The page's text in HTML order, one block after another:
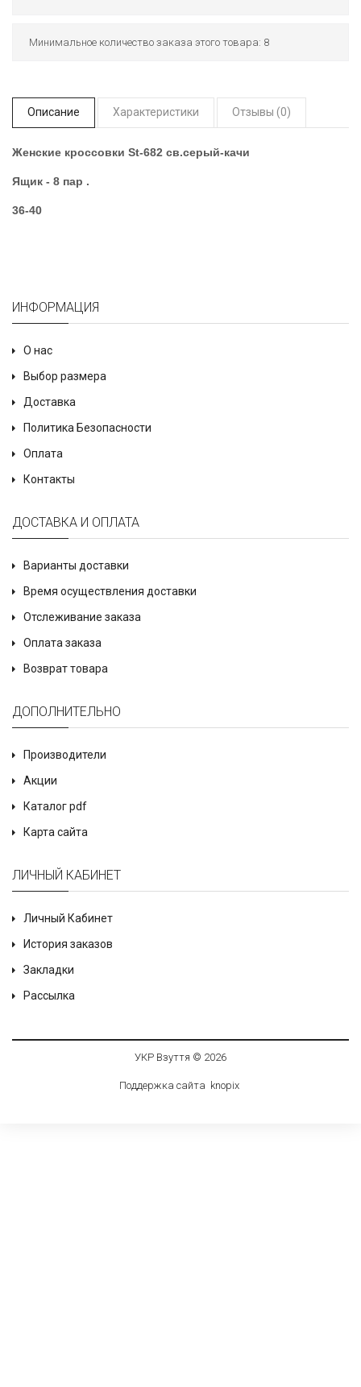
Минимальное количество заказа этого товара: 8
Описание Характеристики Отзывы (0)
Женские кроссовки St-682 св.серый-качи
Ящик - 8 пар .
36-40
ИНФОРМАЦИЯ
О нас
Выбор размера
Доставка
Политика Безопасности
Оплата
Контакты
ДОСТАВКА И ОПЛАТА
Варианты доставки
Время осуществления доставки
Отслеживание заказа
Оплата заказа
Возврат товара
ДОПОЛНИТЕЛЬНО
Производители
Акции
Каталог pdf
Карта сайта
ЛИЧНЫЙ КАБИНЕТ
Личный Кабинет
История заказов
Закладки
Рассылка
УКР Взуття © 2026
Поддержка сайта knopix